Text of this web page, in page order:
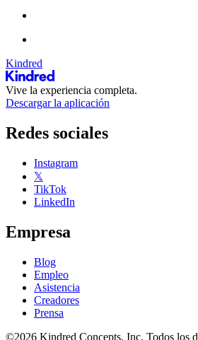
Kindred
Vive la experiencia completa.
Descargar la aplicación
Redes sociales
Instagram
𝕏
TikTok
LinkedIn
Empresa
Blog
Empleo
Asistencia
Creadores
Prensa
©2026 Kindred Concepts, Inc. Todos los